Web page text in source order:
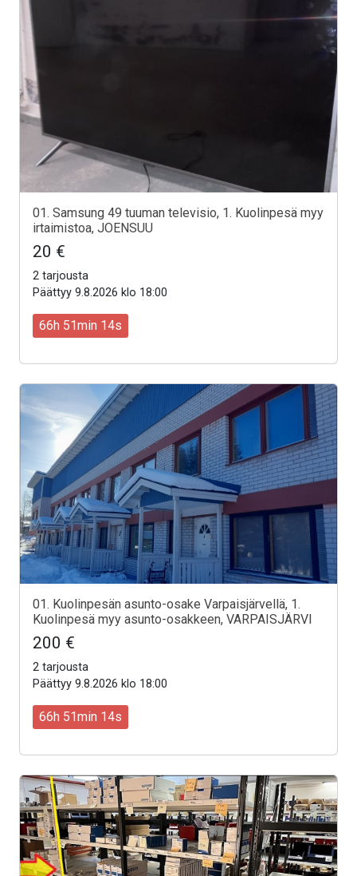
01. Samsung 49 tuuman televisio, 1. Kuolinpesä myy
irtaimistoa, JOENSUU
20 €
2 tarjousta
Päättyy 9.8.2026 klo 18:00
66h 51min 12s
01. Kuolinpesän asunto-osake Varpaisjärvellä, 1.
Kuolinpesä myy asunto-osakkeen, VARPAISJÄRVI
200 €
2 tarjousta
Päättyy 9.8.2026 klo 18:00
66h 51min 12s